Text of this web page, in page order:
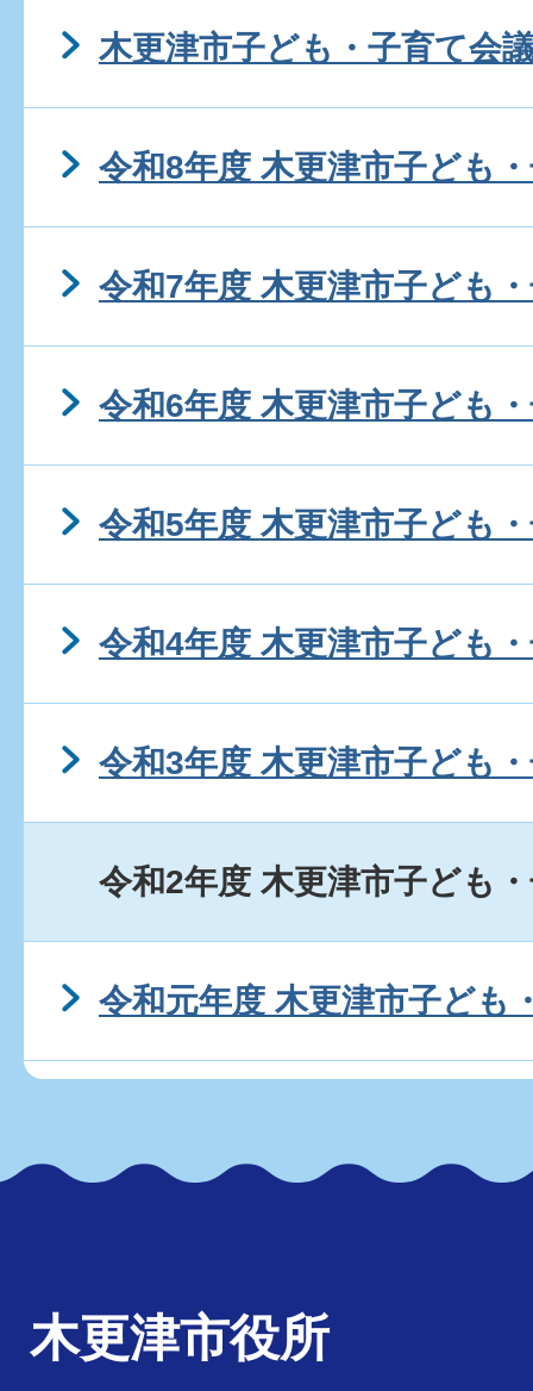
木更津市子ども・子育て会
令和8年度 木更津市子ども
令和7年度 木更津市子ども
令和6年度 木更津市子ども
令和5年度 木更津市子ども
令和4年度 木更津市子ども
令和3年度 木更津市子ども
令和2年度 木更津市子ども
令和元年度 木更津市子ども
木更津市役所